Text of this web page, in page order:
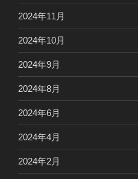
2024年11月
2024年10月
2024年9月
2024年8月
2024年6月
2024年4月
2024年2月